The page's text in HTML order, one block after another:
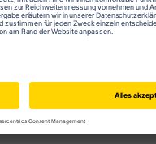
derzeitigen Stipendien,
noch? Sicher dir jetzt die